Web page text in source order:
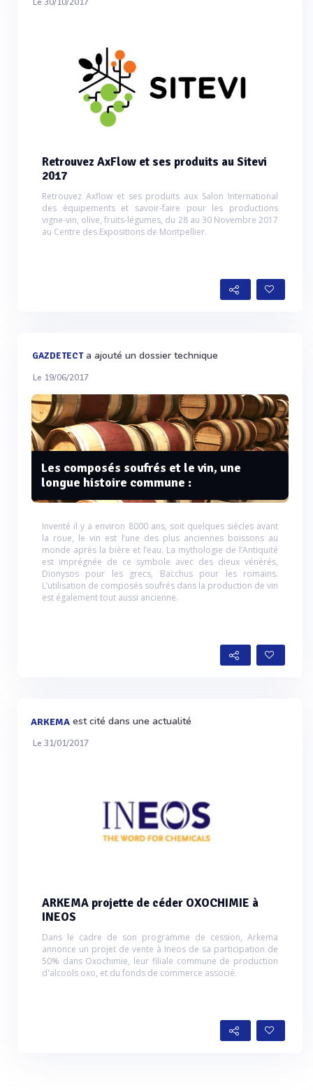
Retrouvez AxFlow et ses produits au Sitevi
2017
Retrouvez Axflow et ses produits aux Salon International
des équipements et savoir-faire pour les productions
vigne-vin, olive, fruits-légumes, du 28 au 30 Novembre 2017
au Centre des Expositions de Montpellier.
GAZDETECTa ajouté un dossier technique
Le 19/06/2017
Les composés soufrés et le vin, une
longue histoire commune :
Inventé il y a environ 8000 ans, soit quelques siècles avant
la roue, le vin est l’une des plus anciennes boissons au
monde après la bière et l’eau. La mythologie de l’Antiquité
est imprégnée de ce symbole avec des dieux vénérés,
Dionysos pour les grecs, Bacchus pour les romains.
L’utilisation de composés soufrés dans la production de vin
est également tout aussi ancienne.
ARKEMA est cité dans une actualité
Le 31/01/2017
ARKEMA projette de céder OXOCHIMIE à
INEOS
Dans le cadre de son programme de cession, Arkema
annonce un projet de vente à Ineos de sa participation de
50% dans Oxochimie, leur filiale commune de production
d'alcools oxo, et du fonds de commerce associé.